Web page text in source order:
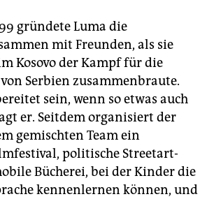
gründete Luma die
mit Freunden, als sie
Kosovo der Kampf für die
Serbien zusammenbraute.
sein, wenn so etwas auch
er. Seitdem organisiert der
gemischten Team ein
politische Streetart-
Bücherei, bei der Kinder die
kennenlernen können, und